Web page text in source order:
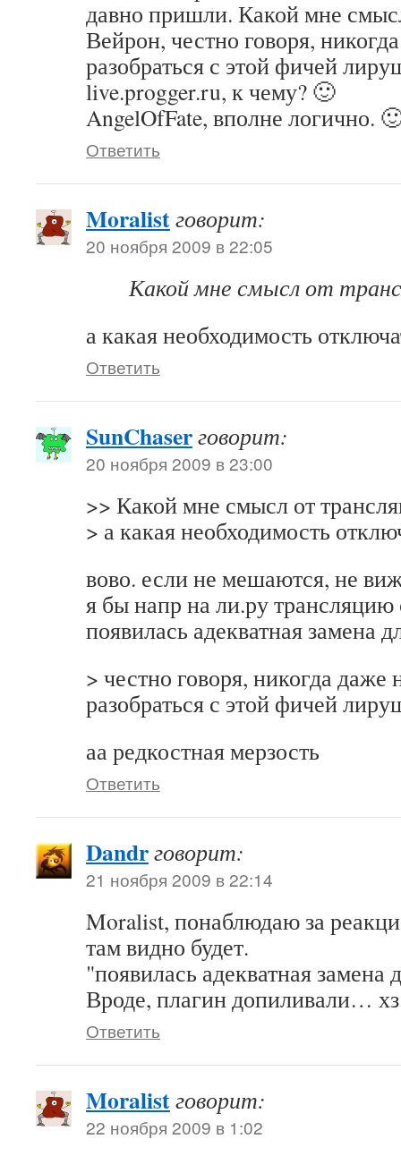
давно пришли. Какой мне
Вейрон, честно говоря,
разобраться с этой фичей
live.progger.ru, к чему? 🙂
AngelOfFate, вполне логично.
Ответить
Moralistговорит:
20 ноября 2009 в 22:05
Какой мне смысл от
а какая необходимость
Ответить
SunChaserговорит:
20 ноября 2009 в 23:00
>> Какой мне смысл от
> а какая необходимость
вово. если не мешаются, не
я бы напр на ли.ру
появилась адекватная замена
> честно говоря, никогда даже
разобраться с этой фичей
аа редкостная мерзость
Ответить
Dandrговорит:
21 ноября 2009 в 22:14
Moralist, понаблюдаю за
там видно будет.
появилась адекватная замена
Вроде, плагин допиливали…
Ответить
Moralistговорит:
22 ноября 2009 в 1:02